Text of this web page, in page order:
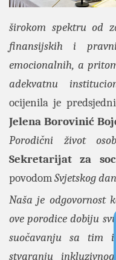
širokom spektru od
finansijskih i
emocionalnih, a
adekvatnu
ocijenila je
Jelena Borovinić
Porodični život
Sekretarijat za
povodomSvjetskog
Naša je odgovornost
ove porodice dobiju
suočavanju sa tim
stvaranju